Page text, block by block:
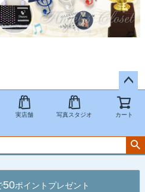
ペー
ジト
実店舗 写真スタジオ カート
50ポイントプレゼント